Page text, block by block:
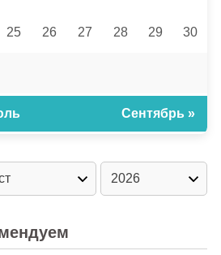
25 26 27 28 29 30
Сентябрь »